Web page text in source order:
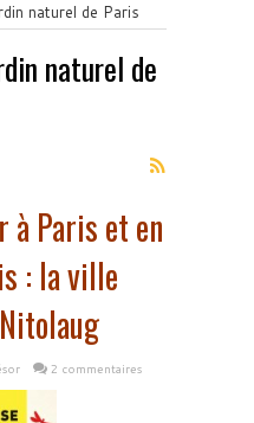
naturel de Paris
naturel de
à Paris et en
: la ville
2 commentaires